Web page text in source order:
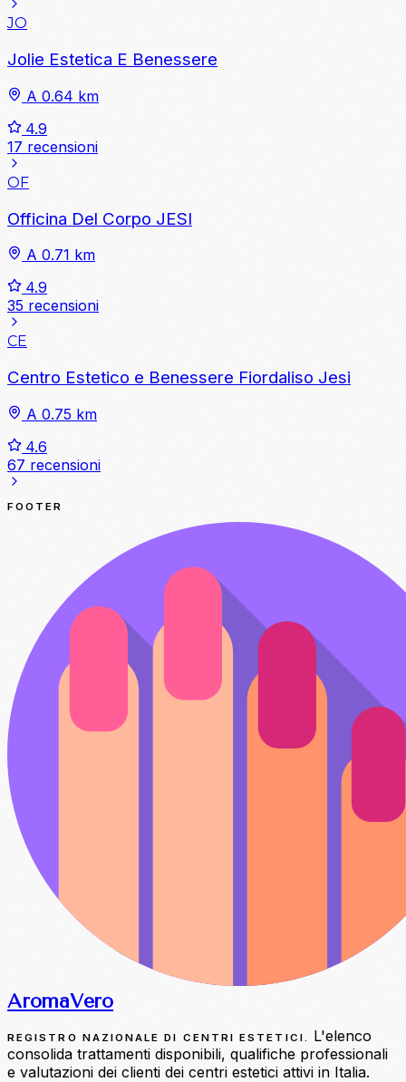
JO
Jolie Estetica E Benessere
A 0.64 km
4.9
17 recensioni
OF
Officina Del Corpo JESI
A 0.71 km
4.9
35 recensioni
CE
Centro Estetico e Benessere Fiordaliso Jesi
A 0.75 km
4.6
67 recensioni
FOOTER
AromaVero
REGISTRO NAZIONALE DI CENTRI ESTETICI.
L'elenco
consolida trattamenti disponibili, qualifiche professionali
e valutazioni dei clienti dei centri estetici attivi in Italia.